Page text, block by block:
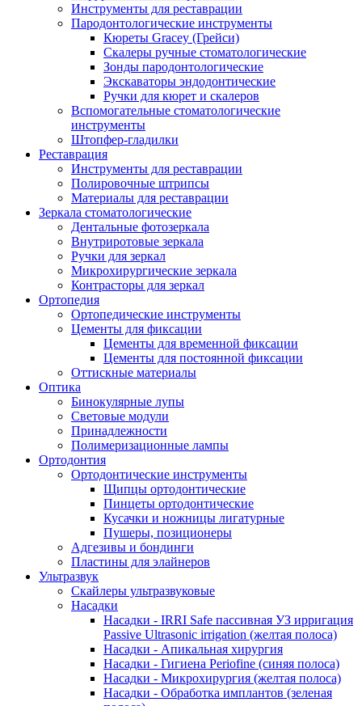
Инструменты для реставрации
Пародонтологические инструменты
Кюреты Gracey (Грейси)
Скалеры ручные стоматологические
Зонды пародонтологические
Экскаваторы эндодонтические
Ручки для кюрет и скалеров
Вспомогательные стоматологические
инструменты
Штопфер-гладилки
Реставрация
Инструменты для реставрации
Полировочные штрипсы
Материалы для реставрации
Зеркала стоматологические
Дентальные фотозеркала
Внутриротовые зеркала
Ручки для зеркал
Микрохирургические зеркала
Контрасторы для зеркал
Ортопедия
Ортопедические инструменты
Цементы для фиксации
Цементы для временной фиксации
Цементы для постоянной фиксации
Оттискные материалы
Оптика
Бинокулярные лупы
Световые модули
Принадлежности
Полимеризационные лампы
Ортодонтия
Ортодонтические инструменты
Щипцы ортодонтические
Пинцеты ортодонтические
Кусачки и ножницы лигатурные
Пушеры, позиционеры
Адгезивы и бондинги
Пластины для элайнеров
Ультразвук
Скайлеры ультразвуковые
Насадки
Насадки - IRRI Safe пассивная УЗ ирригация
Passive Ultrasonic irrigation (желтая полоса)
Насадки - Апикальная хирургия
Насадки - Гигиена Periofine (синяя полоса)
Насадки - Микрохирургия (желтая полоса)
Насадки - Обработка имплантов (зеленая